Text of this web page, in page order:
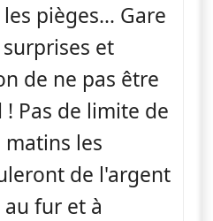
pièges… Gare
et
de ne pas être
Pas de limite de
matins les
de l'argent
fur et à